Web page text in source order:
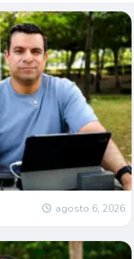
agosto 6, 2026